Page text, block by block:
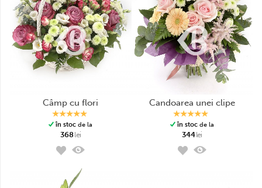
câmp cu flori
în stoc de la
368lei
candoarea unei clipe
în stocde la
344lei